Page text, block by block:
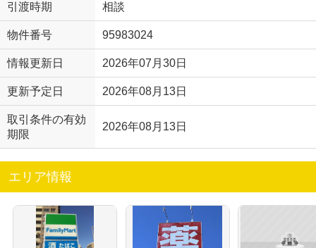
引渡時期 相談
物件番号 95983024
情報更新日 2026年07月30日
更新予定日 2026年08月13日
取引条件の有効
期限
2026年08月13日
エリア情報